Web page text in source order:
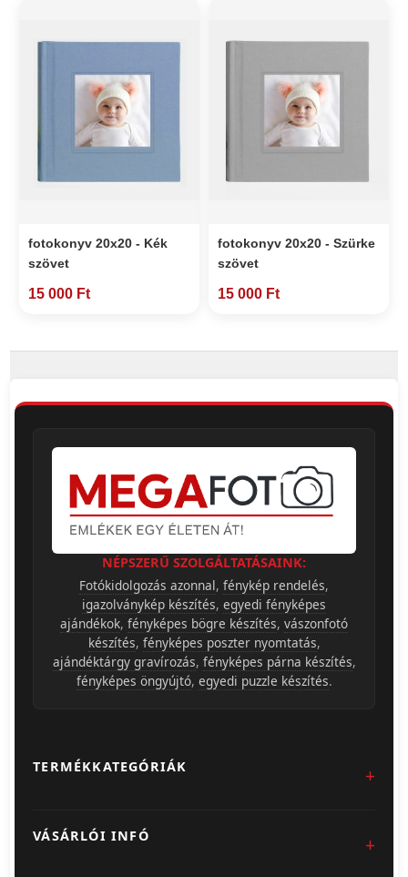
fotokonyv 20x20 - Kék
szövet
15 000 Ft
fotokonyv 20x20 - Szürke
szövet
15 000 Ft
NÉPSZERŰ SZOLGÁLTATÁSAINK:
Fotókidolgozás azonnal, fénykép rendelés,
igazolványkép készítés, egyedi fényképes
ajándékok, fényképes bögre készítés, vászonfotó
készítés, fényképes poszter nyomtatás,
ajándéktárgy gravírozás, fényképes párna készítés,
fényképes öngyújtó, egyedi puzzle készítés.
TERMÉKKATEGÓRIÁK
Fotókidolgozás
VÁSÁRLÓI INFÓ